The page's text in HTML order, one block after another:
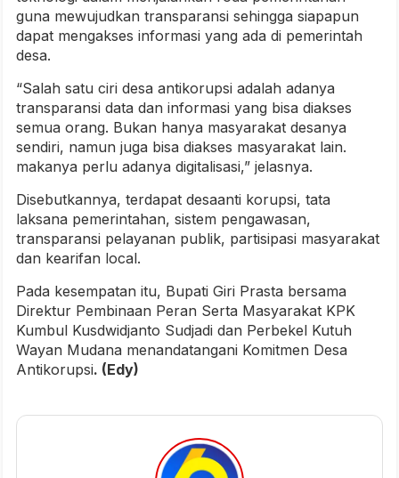
guna mewujudkan transparansi sehingga siapapun
dapat mengakses informasi yang ada di pemerintah
desa.
“Salah satu ciri desa antikorupsi adalah adanya
transparansi data dan informasi yang bisa diakses
semua orang. Bukan hanya masyarakat desanya
sendiri, namun juga bisa diakses masyarakat lain.
makanya perlu adanya digitalisasi,” jelasnya.
Disebutkannya, terdapat desaanti korupsi, tata
laksana pemerintahan, sistem pengawasan,
transparansi pelayanan publik, partisipasi masyarakat
dan kearifan local.
Pada kesempatan itu, Bupati Giri Prasta bersama
Direktur Pembinaan Peran Serta Masyarakat KPK
Kumbul Kusdwidjanto Sudjadi dan Perbekel Kutuh
Wayan Mudana menandatangani Komitmen Desa
Antikorupsi. (Edy)